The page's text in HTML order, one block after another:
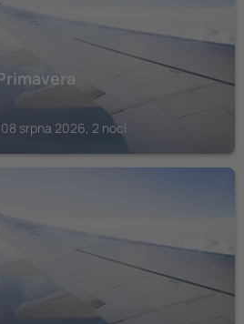
srpna 2026, 2 noci